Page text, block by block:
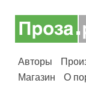
Авторы
Магазин
О